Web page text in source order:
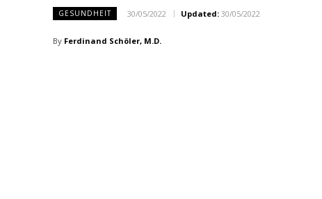
GESUNDHEIT 30/05/2022 Updated: 30/05/2022
By Ferdinand Schöler, M.D.